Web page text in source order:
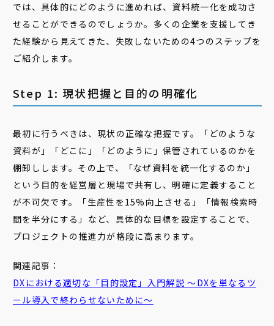
では、具体的にどのように進めれば、資料統一化を成功さ
せることができるのでしょうか。多くの企業を支援してき
た経験から見えてきた、失敗しないための4つのステップを
ご紹介します。
Step 1: 現状把握と目的の明確化
最初に行うべきは、現状の正確な把握です。「どのような
資料が」「どこに」「どのように」保管されているのかを
棚卸しします。その上で、「なぜ資料を統一化するのか」
という目的を経営層と現場で共有し、明確に定義すること
が不可欠です。「生産性を15%向上させる」「情報検索時
間を半分にする」など、具体的な目標を設定することで、
プロジェクトの推進力が格段に高まります。
関連記事：
DXにおける適切な「目的設定 」入門解説 ～DXを単なるツ
ール導入で終わらせないために～